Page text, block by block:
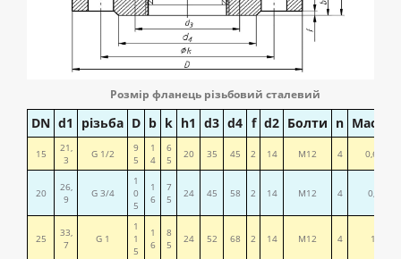
Розмір фланець різьбовий сталевий
DN d1 різьба D b k h1 d3 d4 f d2 Болти n Маса,кг
15
21,
3
G 1/2
9
5
1
4
6
5
20 35 45 2 14 М12 4 0,613
20
26,
9
G 3/4
1
0
5
1
6
7
5
24 45 58 2 14 М12 4 0,91
25
33,
7
G 1
1
1
5
1
6
8
5
24 52 68 2 14 М12 4 1,1